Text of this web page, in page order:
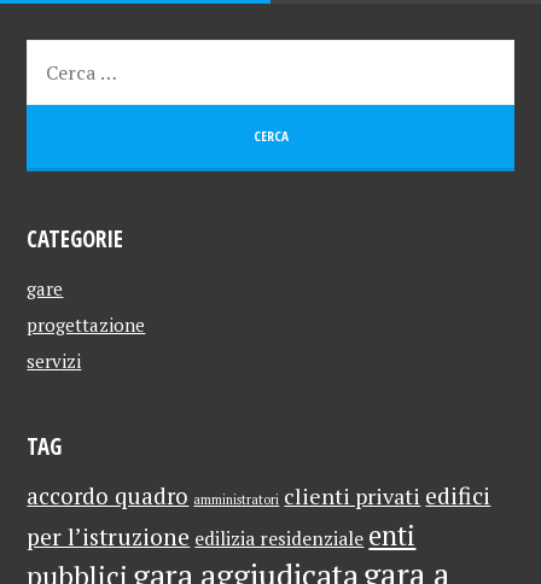
CATEGORIE
gare
progettazione
servizi
TAG
accordo quadro amministratori clienti privati edifici
per l’istruzione edilizia residenziale enti
pubblici gara aggiudicata gara a